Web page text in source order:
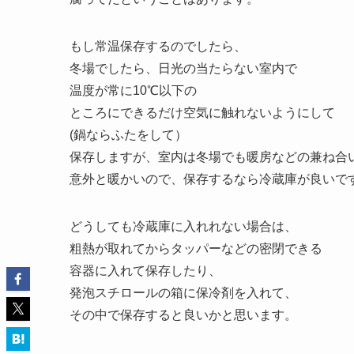
もし常温保存するのでしたら、
冬場でしたら、日光の当たらない室内で
温度が常に10℃以下の
ところにできるだけ空気に触れないようにして
(鍋ならふたをして）
保存しますが、室内は冬場でも暖房などの兼ね合
意外と暖かいので、保存するなら冷蔵庫が良いで
どうしても冷蔵庫に入れれない場合は、
粗熱が取れてからタッパーなどの密閉できる
容器に入れて保存したり、
発泡スチロールの箱に保冷剤を入れて、
その中で保存すると良いかと思います。